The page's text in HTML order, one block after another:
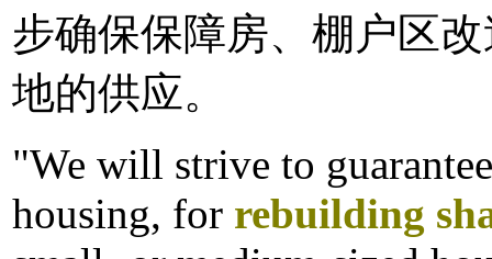
步确保保障房、棚户区
地的供应。
"We will strive to
housing, for rebuilding